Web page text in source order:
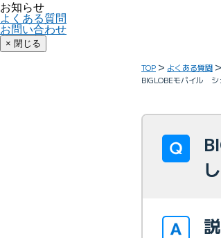
お知らせ
よくある質問
お問い合わせ
× 閉じる
TOP よくある質問
BIGLOBEモバイル シ